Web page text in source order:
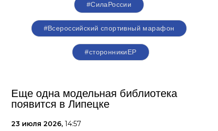
#СилаРоссии
#Всероссийский спортивный марафон
#сторонникиЕР
Еще одна модельная библиотека
появится в Липецке
23 июля 2026, 14:57